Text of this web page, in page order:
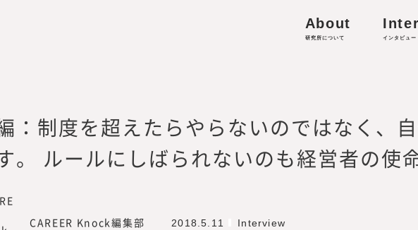
About
研究所について インタビュー
プロフェッショナル人材の働き方・キャリア形成に関する研究
mirai_inst@mirai-works.co.jp
：制度を超えたらやらないのではなく、
。 ルールにしばられないのも経営者の使命
CAREER Knock編集部 2018.5.11 Interview